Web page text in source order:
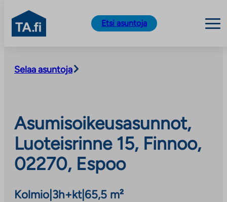
sisältöön
TA.fi
Etsi asuntoja
Selaa asuntoja
Asumisoikeusasunnot,
Luoteisrinne 15, Finnoo,
02270, Espoo
Kolmio 3h+kt| 65,5 m²